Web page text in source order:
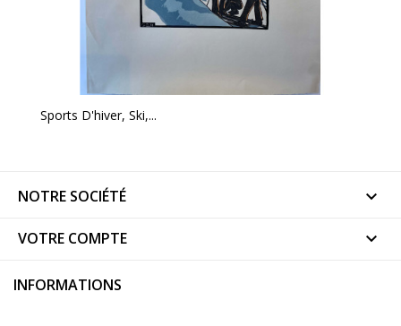
Sports D'hiver, Ski,...
NOTRE SOCIÉTÉ 
VOTRE COMPTE 
INFORMATIONS